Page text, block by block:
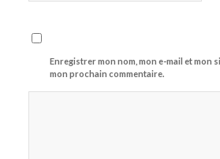
Enregistrer mon nom, mon e-mail et mon
mon prochain commentaire.